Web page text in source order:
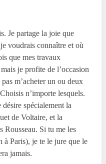
Je partage la joie que
voudrais connaître et où
que mes travaux
je profite de l’occasion
m’acheter un ou deux
n’importe lesquels.
spécialement la
de Voltaire, et la
Rousseau. Si tu me les
à Paris), je te le jure que le
jamais.